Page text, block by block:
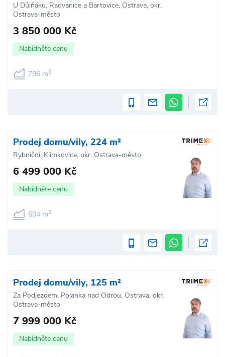
U Důlňáku, Radvanice a Bartovice, Ostrava, okr.
Ostrava-město
3 850 000 Kč
Nabídněte cenu
796 m2
Prodej domu/vily, 224 m²
Rybniční, Klimkovice, okr. Ostrava-město
6 499 000 Kč
Nabídněte cenu
604 m2
Prodej domu/vily, 125 m²
Za Podjezdem, Polanka nad Odrou, Ostrava, okr.
Ostrava-město
7 999 000 Kč
Nabídněte cenu